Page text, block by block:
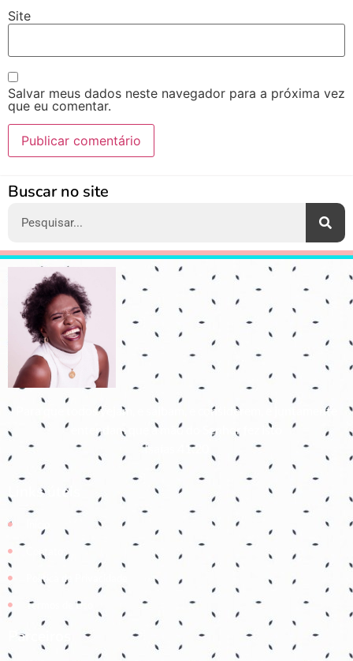
Site
Salvar meus dados neste navegador para a próxima vez
que eu comentar.
Buscar no site
Para que todos vejam, e saibam, e considerem, e juntamente
entendam que a mão do Senhor fez isto
Isaías 41:20
Links úteis
Contato
Política de Privacidade
Termos de Uso
Parceiros